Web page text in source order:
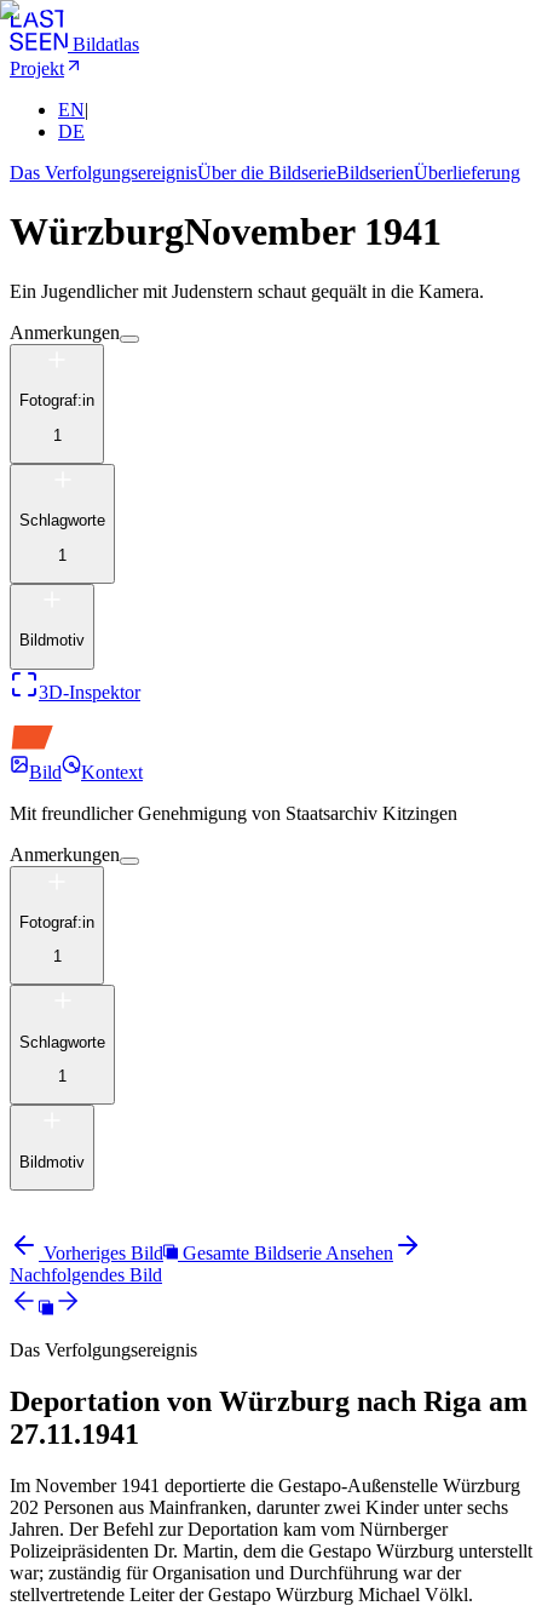
Bildatlas
Projekt
EN|
DE
Das VerfolgungsereignisÜber die BildserieBildserienÜberlieferung
WürzburgNovember 1941
Ein Jugendlicher mit Judenstern schaut gequält in die Kamera.
Anmerkungen
Fotograf:in
1
Schlagworte
1
Bildmotiv
3D-Inspektor
Bild
Kontext
Mit freundlicher Genehmigung von Staatsarchiv Kitzingen
Anmerkungen
Fotograf:in
1
Schlagworte
1
Bildmotiv
Vorheriges Bild
Gesamte Bildserie Ansehen
Nachfolgendes Bild
Das Verfolgungsereignis
Deportation von Würzburg nach Riga am
27.11.1941
Im November 1941 deportierte die Gestapo-Außenstelle Würzburg
202 Personen aus Mainfranken, darunter zwei Kinder unter sechs
Jahren. Der Befehl zur Deportation kam vom Nürnberger
Polizeipräsidenten Dr. Martin, dem die Gestapo Würzburg unterstellt
war; zuständig für Organisation und Durchführung war der
stellvertretende Leiter der Gestapo Würzburg Michael Völkl.